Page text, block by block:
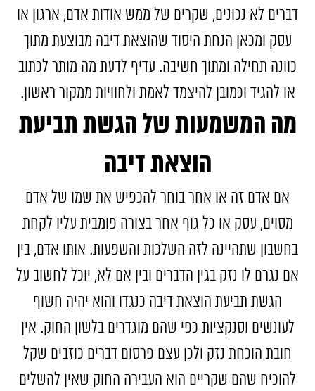
דברים לא נכונים, שקרים של ממש אודות אדם, ארגון או
עסק ומכאן הנחת היסוד שהוצאת דיבה מבוצעת מתוך
כוונה תחילה ומתוך חשיבה. עדיף לדעת מה מותר לכתוב
או להגיד וכמובן להיצמד לאמת ולחוויות ממקור ראשון.
מה המשמעות של הגשת תביעת
הוצאת דיבה
אם אדם זה או אחר בוחר להכפיש את שמו של אדם
מסוים, עסק או כל גוף אחר בצורה פומבית עליו לקחת
בחשבון שתהיינה לזה השלכות והשפעות. אותו אדם, בין
אם נגרם לו נזק בגין הדברים ובין אם לא, יוכל לחשוב על
הגשת תביעת הוצאת דיבה כנגדו והוא יהיה חשוף
לעונשים וסנקציות כפי שהם מוגדרים בלשון החוק. אין
חובת הוכחת נזק ולכן עצם פרסום דברים כוזבים שקל
להוכיח שהם שקריים הוא העבירה החוק שאין להשלים